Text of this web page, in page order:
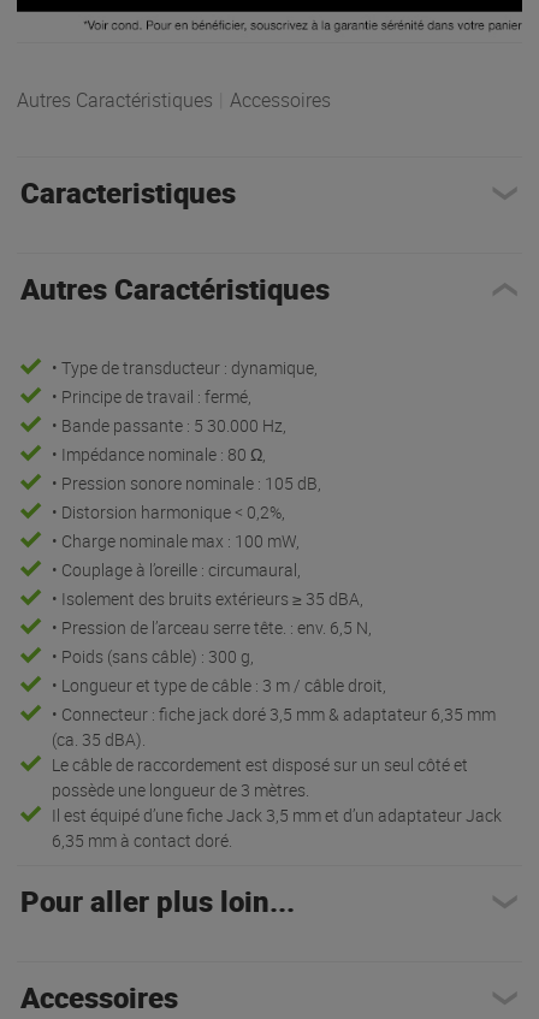
Autres Caractéristiques Accessoires
Caracteristiques
Autres Caractéristiques
• Type de transducteur : dynamique,
• Principe de travail : fermé,
• Bande passante : 5 30.000 Hz,
• Impédance nominale : 80 Ω,
• Pression sonore nominale : 105 dB,
• Distorsion harmonique < 0,2%,
• Charge nominale max : 100 mW,
• Couplage à l’oreille : circumaural,
• Isolement des bruits extérieurs ≥ 35 dBA,
• Pression de l’arceau serre tête. : env. 6,5 N,
• Poids (sans câble) : 300 g,
• Longueur et type de câble : 3 m / câble droit,
• Connecteur : ﬁche jack doré 3,5 mm & adaptateur 6,35 mm
(ca. 35 dBA).
Le câble de raccordement est disposé sur un seul côté et
possède une longueur de 3 mètres.
Il est équipé d’une ﬁche Jack 3,5 mm et d’un adaptateur Jack
6,35 mm à contact doré.
Pour aller plus loin...
Accessoires